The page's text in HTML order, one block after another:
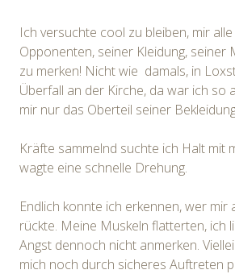
Ich versuchte cool zu bleiben, mir
Opponenten, seiner Kleidung, seiner
zu merken! Nicht wie damals, in
Überfall an der Kirche, da war ich so
mir nur das Oberteil seiner
Kräfte sammelnd suchte ich Halt mit
wagte eine schnelle Drehung.
Endlich konnte ich erkennen, wer mir
rückte. Meine Muskeln flatterten, ich
Angst dennoch nicht anmerken.
mich noch durch sicheres Auftreten